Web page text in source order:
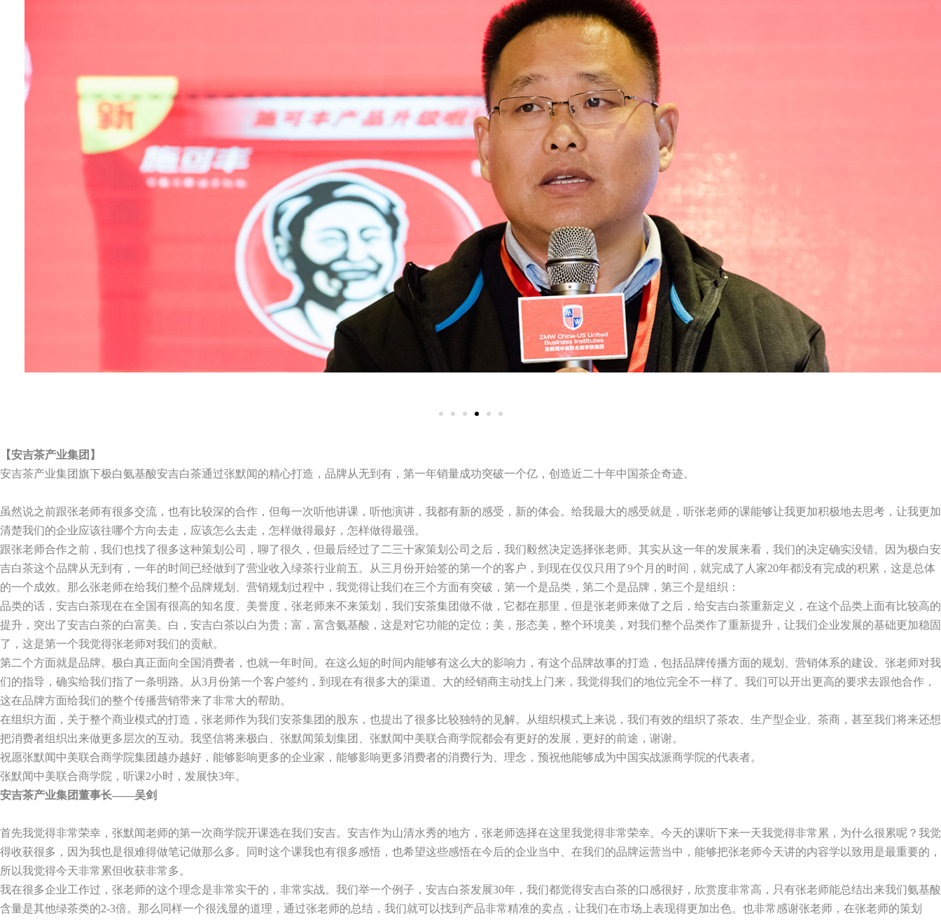
【安吉茶产业集团】
安吉茶产业集团旗下极白氨基酸安吉白茶通过张默闻的精心打造，品牌从无到有，第一年销量成功突破一个亿，创造近二十年中国茶企奇迹。
虽然说之前跟张老师有很多交流，也有比较深的合作，但每一次听他讲课，听他演讲，我都有新的感受，新的体会。给我最大的感受就是，听张老师的课能够让我更加积极地去思考，让我更加
清楚我们的企业应该往哪个方向去走，应该怎么去走，怎样做得最好，怎样做得最强。
跟张老师合作之前，我们也找了很多这种策划公司，聊了很久，但最后经过了二三十家策划公司之后，我们毅然决定选择张老师。其实从这一年的发展来看，我们的决定确实没错。因为极白安
吉白茶这个品牌从无到有，一年的时间已经做到了营业收入绿茶行业前五。从三月份开始签的第一个的客户，到现在仅仅只用了9个月的时间，就完成了人家20年都没有完成的积累，这是总体
的一个成效。那么张老师在给我们整个品牌规划、营销规划过程中，我觉得让我们在三个方面有突破，第一个是品类，第二个是品牌，第三个是组织：
品类的话，安吉白茶现在在全国有很高的知名度、美誉度，张老师来不来策划，我们安茶集团做不做，它都在那里，但是张老师来做了之后，给安吉白茶重新定义，在这个品类上面有比较高的
提升，突出了安吉白茶的白富美。白，安吉白茶以白为贵；富，富含氨基酸，这是对它功能的定位；美，形态美，整个环境美，对我们整个品类作了重新提升，让我们企业发展的基础更加稳固
了，这是第一个我觉得张老师对我们的贡献。
第二个方面就是品牌。极白真正面向全国消费者，也就一年时间。在这么短的时间内能够有这么大的影响力，有这个品牌故事的打造，包括品牌传播方面的规划、营销体系的建设。张老师对我
们的指导，确实给我们指了一条明路。从3月份第一个客户签约，到现在有很多大的渠道、大的经销商主动找上门来，我觉得我们的地位完全不一样了。我们可以开出更高的要求去跟他合作，
这在品牌方面给我们的整个传播营销带来了非常大的帮助。
在组织方面，关于整个商业模式的打造，张老师作为我们安茶集团的股东，也提出了很多比较独特的见解。从组织模式上来说，我们有效的组织了茶农、生产型企业、茶商，甚至我们将来还想
把消费者组织出来做更多层次的互动。我坚信将来极白、张默闻策划集团、张默闻中美联合商学院都会有更好的发展，更好的前途，谢谢。
祝愿张默闻中美联合商学院集团越办越好，能够影响更多的企业家，能够影响更多消费者的消费行为、理念，预祝他能够成为中国实战派商学院的代表者。
张默闻中美联合商学院，听课2小时，发展快3年。
安吉茶产业集团董事长——吴剑
首先我觉得非常荣幸，张默闻老师的第一次商学院开课选在我们安吉。安吉作为山清水秀的地方，张老师选择在这里我觉得非常荣幸。今天的课听下来一天我觉得非常累，为什么很累呢？我觉
得收获很多，因为我也是很难得做笔记做那么多。同时这个课我也有很多感悟，也希望这些感悟在今后的企业当中、在我们的品牌运营当中，能够把张老师今天讲的内容学以致用是最重要的，
所以我觉得今天非常累但收获非常多。
我在很多企业工作过，张老师的这个理念是非常实干的，非常实战。我们举一个例子，安吉白茶发展30年，我们都觉得安吉白茶的口感很好，欣赏度非常高，只有张老师能总结出来我们氨基酸
含量是其他绿茶类的2-3倍。那么同样一个很浅显的道理，通过张老师的总结，我们就可以找到产品非常精准的卖点，让我们在市场上表现得更加出色。也非常感谢张老师，在张老师的策划